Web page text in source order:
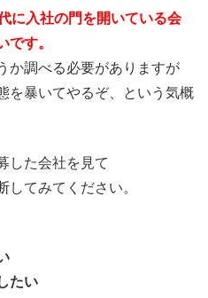
に入社の門を開いている会
です。
か調べる必要がありますが
を暴いてやるぞ、という気概
した会社を見て
してみてください。
たい